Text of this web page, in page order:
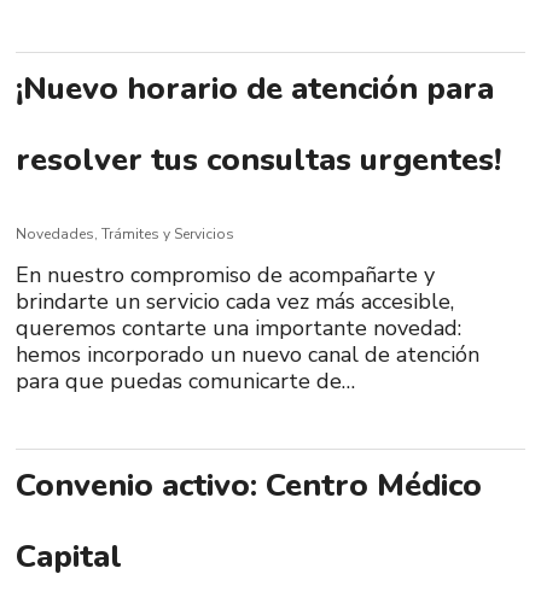
¡Nuevo horario de atención para
resolver tus consultas urgentes!
Novedades,Trámites y Servicios
En nuestro compromiso de acompañarte y
brindarte un servicio cada vez más accesible,
queremos contarte una importante novedad:
hemos incorporado un nuevo canal de atención
para que puedas comunicarte de…
Convenio activo: Centro Médico
Capital